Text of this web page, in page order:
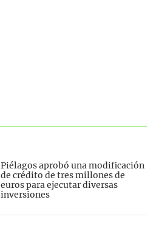
Piélagos aprobó una modificación
de crédito de tres millones de
euros para ejecutar diversas
inversiones